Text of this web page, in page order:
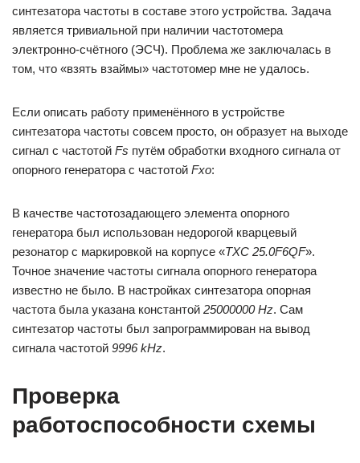
синтезатора частоты в составе этого устройства. Задача
является тривиальной при наличии частотомера
электронно-счётного (ЭСЧ). Проблема же заключалась в
том, что «взять взаймы» частотомер мне не удалось.
Если описать работу применённого в устройстве
синтезатора частоты совсем просто, он образует на выходе
сигнал с частотой Fs путём обработки входного сигнала от
опорного генератора с частотой Fxo:
В качестве частотозадающего элемента опорного
генератора был использован недорогой кварцевый
резонатор с маркировкой на корпусе «TXC 25.0F6QF».
Точное значение частоты сигнала опорного генератора
известно не было. В настройках синтезатора опорная
частота была указана константой 25000000 Hz. Сам
синтезатор частоты был запрограммирован на вывод
сигнала частотой 9996 kHz.
Проверка
работоспособности схемы